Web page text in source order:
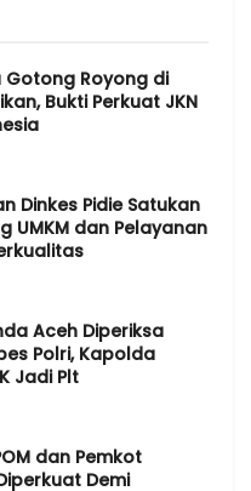
Gotong Royong di
Bukti Perkuat JKN
Dinkes Pidie Satukan
UMKM dan Pelayanan
Aceh Diperiksa
Polri, Kapolda
Jadi Plt
dan Pemkot
Demi